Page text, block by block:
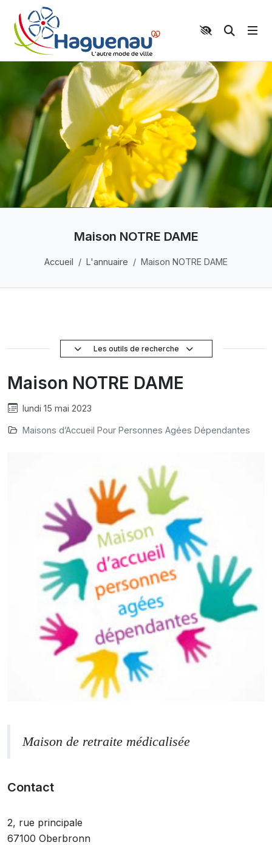
Panneau de gestion des cookies
Aller au contenu principal
Aller au menu
Aller au moteur de recherche
Moteur
Maison NOTRE DAME
Accueil L'annuaire Maison NOTRE DAME
Les outils de recherche
Maison NOTRE DAME
lundi 15 mai 2023
Maisons d’Accueil Pour Personnes Agées Dépendantes
Maison de retraite médicalisée
Contact
2, rue principale
67100 Oberbronn